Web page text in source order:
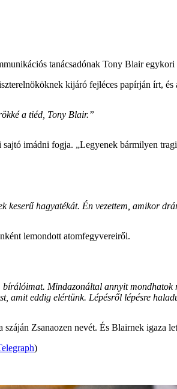
tanácsadónak Tony Blair
kijáró fejléces papírján írt,
a tiéd, Tony Blair.”
imádni fogja. „Legyenek bármilyen
keserű hagyatékát. Én vezettem, amikor
lemondott atomfegyvereiről.
Mindazonáltal annyit
amit eddig elértünk. Lépésről lépésre
Zsanaozen nevét. És Blairnek igaza
)